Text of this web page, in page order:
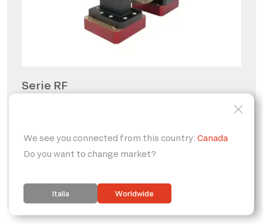
Serie RF
PERSONALIZZABILE
IP65